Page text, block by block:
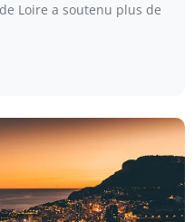
Loire a soutenu plus de